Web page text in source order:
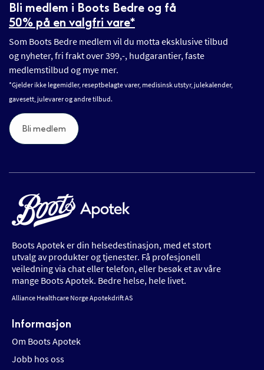
Bli medlem i Boots Bedre og få
50% på en valgfri vare*
Som Boots Bedre medlem vil du motta eksklusive tilbud
og nyheter, fri frakt over 399,-, hudgarantier, faste
medlemstilbud og mye mer.
*Gjelder ikke legemidler, reseptbelagte varer, medisinsk utstyr, julekalender,
gavesett, julevarer og andre tilbud.
Bli medlem
Boots Apotek er din helsedestinasjon, med et stort
utvalg av produkter og tjenester. Få profesjonell
veiledning via chat eller telefon, eller besøk et av våre
mange Boots Apotek. Bedre helse, hele livet.
Alliance Healthcare Norge Apotekdrift AS
Informasjon
Om Boots Apotek
Jobb hos oss